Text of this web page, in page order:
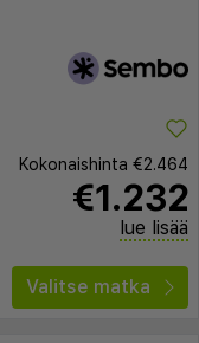
Kokonaishinta €2.464
€1.232
lue lisää
Valitse matka